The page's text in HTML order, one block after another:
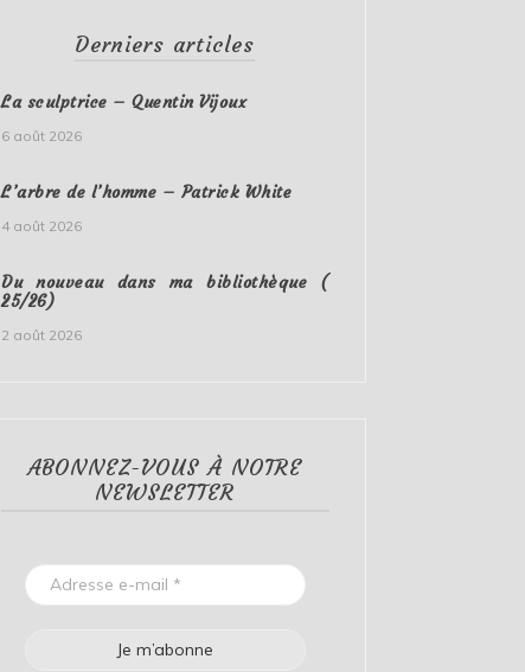
Derniers articles
La sculptrice – Quentin Vijoux
6 août 2026
L’arbre de l’homme – Patrick White
4 août 2026
Du nouveau dans ma bibliothèque (
25/26)
2 août 2026
ABONNEZ-VOUS À NOTRE
NEWSLETTER